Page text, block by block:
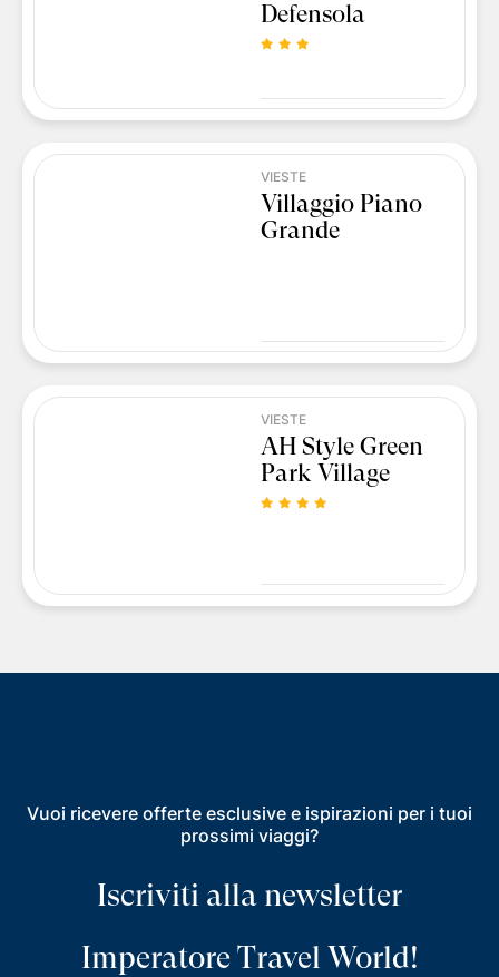
Defensola
VIESTE
Villaggio Piano
Grande
VIESTE
AH Style Green
Park Village
Vuoi ricevere offerte esclusive e ispirazioni per i tuoi
prossimi viaggi?
Iscriviti alla newsletter
Imperatore Travel World!